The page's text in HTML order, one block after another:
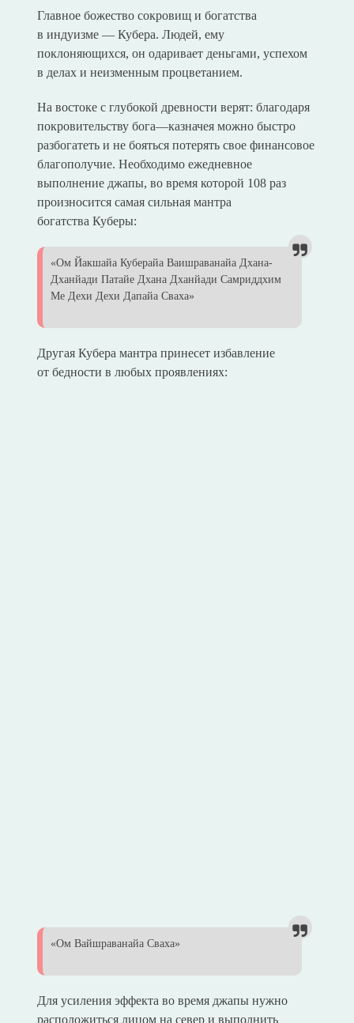
Главное божество сокровищ и богатства
в индуизме — Кубера. Людей, ему
поклоняющихся, он одаривает деньгами, успехом
в делах и неизменным процветанием.
На востоке с глубокой древности верят: благодаря
покровительству бога—казначея можно быстро
разбогатеть и не бояться потерять свое финансовое
благополучие. Необходимо ежедневное
выполнение джапы, во время которой 108 раз
произносится самая сильная мантра
богатства Куберы:
«Ом Йaкшайа Куберайa Ваишраванaйа Дхана-
Дханйади Патaйе Дхана Дхaнйади Самриддхим
Ме Дехи Дехи Дапaйа Сваха»
Другая Кубера мантра принесет избавление
от бедности в любых проявлениях:
«Ом Вайшраванайа Сваха»
Для усиления эффекта во время джапы нужно
расположиться лицом на север и выполнить